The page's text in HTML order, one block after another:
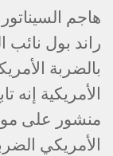
هاجم
راند بول
بالضربة
الأمريكية
منشور على
الأمريكي